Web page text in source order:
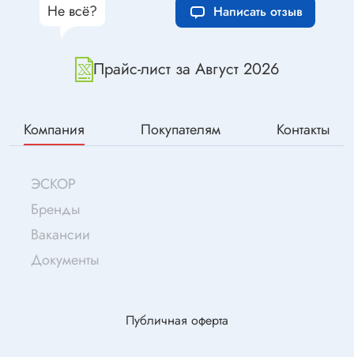
Прайс-лист за Август 2026
Не всё? Написать отзыв
Компания Покупателям Контакты
ЭСКОР
Бренды
Вакансии
Документы
Публичная оферта